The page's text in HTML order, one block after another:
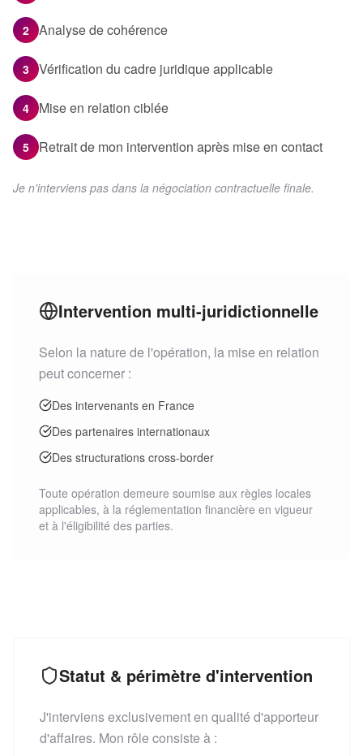
2 Analyse de cohérence
3 Vérification du cadre juridique applicable
4 Mise en relation ciblée
5 Retrait de mon intervention après mise en contact
Je n'interviens pas dans la négociation contractuelle finale.
Intervention multi-juridictionnelle
Selon la nature de l'opération, la mise en relation
peut concerner :
Des intervenants en France
Des partenaires internationaux
Des structurations cross-border
Toute opération demeure soumise aux règles locales
applicables, à la réglementation financière en vigueur
et à l'éligibilité des parties.
Statut & périmètre d'intervention
J'interviens exclusivement en qualité d'apporteur
d'affaires. Mon rôle consiste à :